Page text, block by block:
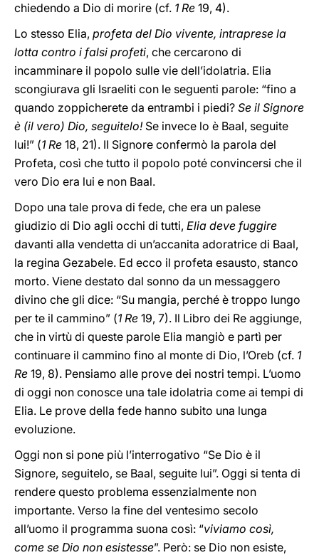
chiedendo a Dio di morire (cf. 1 Re 19, 4).
Lo stesso Elia, profeta del Dio vivente, intraprese la
lotta contro i falsi profeti, che cercarono di
incamminare il popolo sulle vie dell’idolatria. Elia
scongiurava gli Israeliti con le seguenti parole: “fino a
quando zoppicherete da entrambi i piedi? Se il Signore
è (il vero) Dio, seguitelo! Se invece lo è Baal, seguite
lui!” (1 Re 18, 21). II Signore confermò la parola del
Profeta, così che tutto il popolo poté convincersi che il
vero Dio era lui e non Baal.
Dopo una tale prova di fede, che era un palese
giudizio di Dio agli occhi di tutti, Elia deve fuggire
davanti alla vendetta di un’accanita adoratrice di Baal,
la regina Gezabele. Ed ecco il profeta esausto, stanco
morto. Viene destato dal sonno da un messaggero
divino che gli dice: “Su mangia, perché è troppo lungo
per te il cammino” (1 Re 19, 7). Il Libro dei Re aggiunge,
che in virtù di queste parole Elia mangiò e partì per
continuare il cammino fino al monte di Dio, l’Oreb (cf. 1
Re 19, 8). Pensiamo alle prove dei nostri tempi. L’uomo
di oggi non conosce una tale idolatria come ai tempi di
Elia. Le prove della fede hanno subito una lunga
evoluzione.
Oggi non si pone più l’interrogativo “Se Dio è il
Signore, seguitelo, se Baal, seguite lui”. Oggi si tenta di
rendere questo problema essenzialmente non
importante. Verso la fine del ventesimo secolo
all’uomo il programma suona così: “viviamo così,
come se Dio non esistesse”. Però: se Dio non esiste,